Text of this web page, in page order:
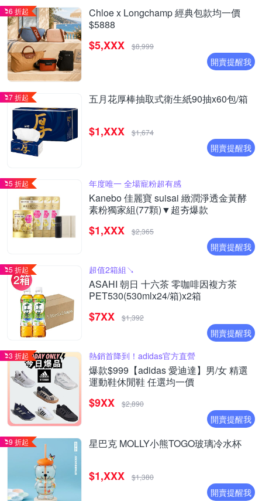
6 折起
Chloe x Longchamp 經典包款均一價
$5888
$5,XXX $8,999
開賣提醒我
7 折起 五月花厚棒抽取式衛生紙90抽x60包/箱
$1,XXX $1,674
開賣提醒我
5 折起 年度唯一 全場寵粉超有感
Kanebo 佳麗寶 suisai 緻潤淨透金黃酵
素粉獨家組(77顆)▼超夯爆款
$1,XXX $2,365
開賣提醒我
5 折起 超值2箱組↘︎
ASAHI 朝日 十六茶 零咖啡因複方茶
PET530(530mlx24/箱)x2箱
$7XX $1,392
開賣提醒我
3 折起 熱銷首降到！adidas官方直營
爆款$999【adidas 愛迪達】男/女 精選
運動鞋休閒鞋 任選均一價
$9XX $2,890
開賣提醒我
9 折起 星巴克 MOLLY小熊TOGO玻璃冷水杯
$1,XXX $1,380
開賣提醒我